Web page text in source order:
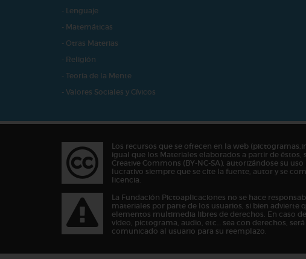
- Lenguaje
- Matemáticas
- Otras Materias
- Religión
- Teoría de la Mente
- Valores Sociales y Cívicos
Los recursos que se ofrecen en la web
igual que los Materiales elaborados a partir de éstos,
Creative Commons (BY-NC-SA), autorizándose su
lucrativo siempre que se cite la fuente, autor y se
licencia.
La Fundación Pictoaplicaciones no se hace
materiales por parte de los usuarios, si bien advierte
elementos multimedia libres de derechos. En caso
vídeo, pictograma, audio, etc… sea con derechos,
comunicado al usuario para su reemplazo.